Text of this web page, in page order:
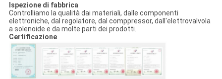
Ispezione di fabbrica
Controlliamo la qualità dai materiali, dalle componenti
elettroniche, dal regolatore, dal comppressor, dall'elettrovalvola
a solenoide e da molte parti dei prodotti.
Certificazione